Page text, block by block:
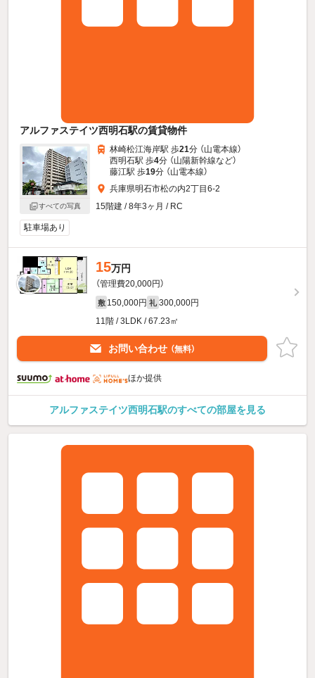
アルファステイツ西明石駅の賃貸物件
すべての写真
林崎松江海岸駅 歩21分 （山電本線）
西明石駅 歩4分 （山陽新幹線など）
藤江駅 歩19分 （山電本線）
兵庫県明石市松の内2丁目6-2
15階建 / 8年3ヶ月 / RC
駐車場あり
15万円
（管理費20,000円）
敷 150,000円 礼 300,000円
11階 / 3LDK / 67.23㎡
お問い合わせ （無料）
ほか提供
アルファステイツ西明石駅のすべての部屋を見る